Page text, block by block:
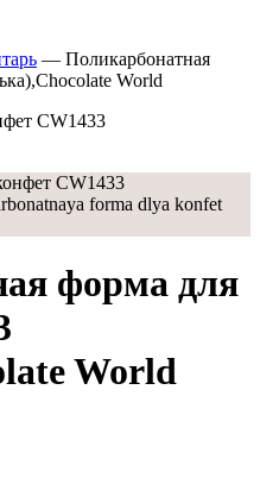
— Поликарбонатная
World
CW1433
форма для
World